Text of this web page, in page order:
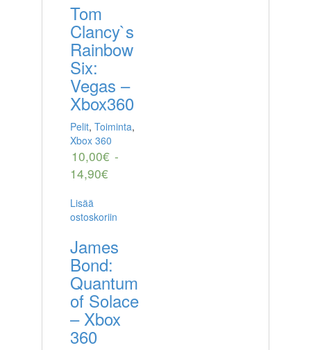
Tom
Clancy`s
Rainbow
Six:
Vegas –
Xbox360
Pelit, Toiminta,
Xbox 360
10,00€ -
14,90€
Lisää
ostoskoriin
James
Bond:
Quantum
of Solace
– Xbox
360